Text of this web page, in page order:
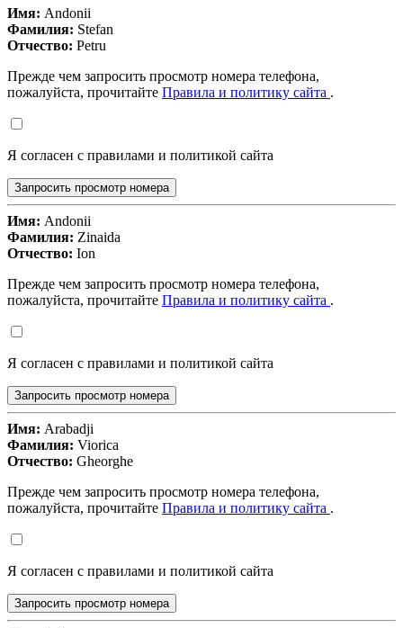
Имя: Andonii
Фамилия: Stefan
Отчество: Petru
Прежде чем запросить просмотр номера телефона,
пожалуйста, прочитайте Правила и политику сайта .
Я согласен с правилами и политикой сайта
Запросить просмотр номера
Имя: Andonii
Фамилия: Zinaida
Отчество: Ion
Прежде чем запросить просмотр номера телефона,
пожалуйста, прочитайте Правила и политику сайта .
Я согласен с правилами и политикой сайта
Запросить просмотр номера
Имя: Arabadji
Фамилия: Viorica
Отчество: Gheorghe
Прежде чем запросить просмотр номера телефона,
пожалуйста, прочитайте Правила и политику сайта .
Я согласен с правилами и политикой сайта
Запросить просмотр номера